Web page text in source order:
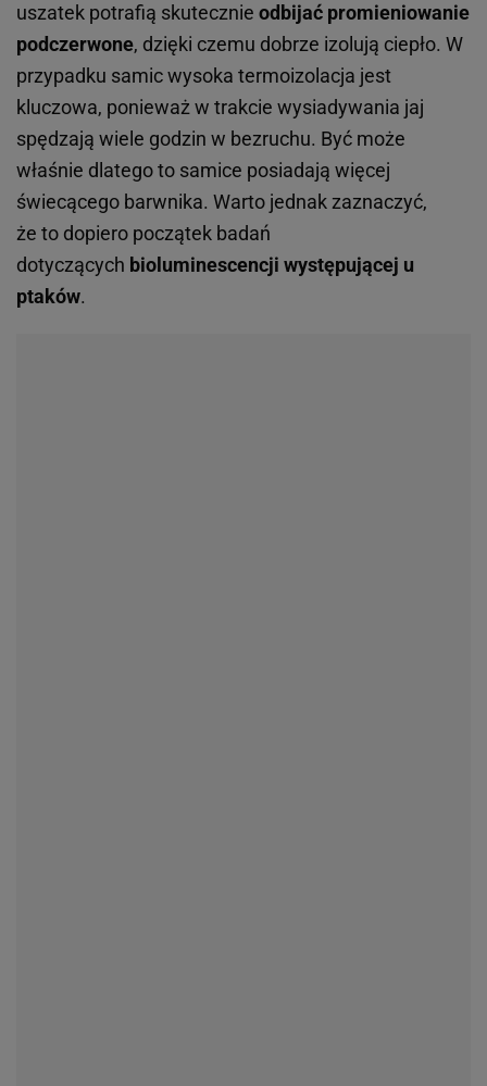
uszatek potrafią skutecznie odbijać promieniowanie
podczerwone, dzięki czemu dobrze izolują ciepło. W
przypadku samic wysoka termoizolacja jest
kluczowa, ponieważ w trakcie wysiadywania jaj
spędzają wiele godzin w bezruchu. Być może
właśnie dlatego to samice posiadają więcej
świecącego barwnika. Warto jednak zaznaczyć,
że to dopiero początek badań
dotyczących bioluminescencji występującej u
ptaków.